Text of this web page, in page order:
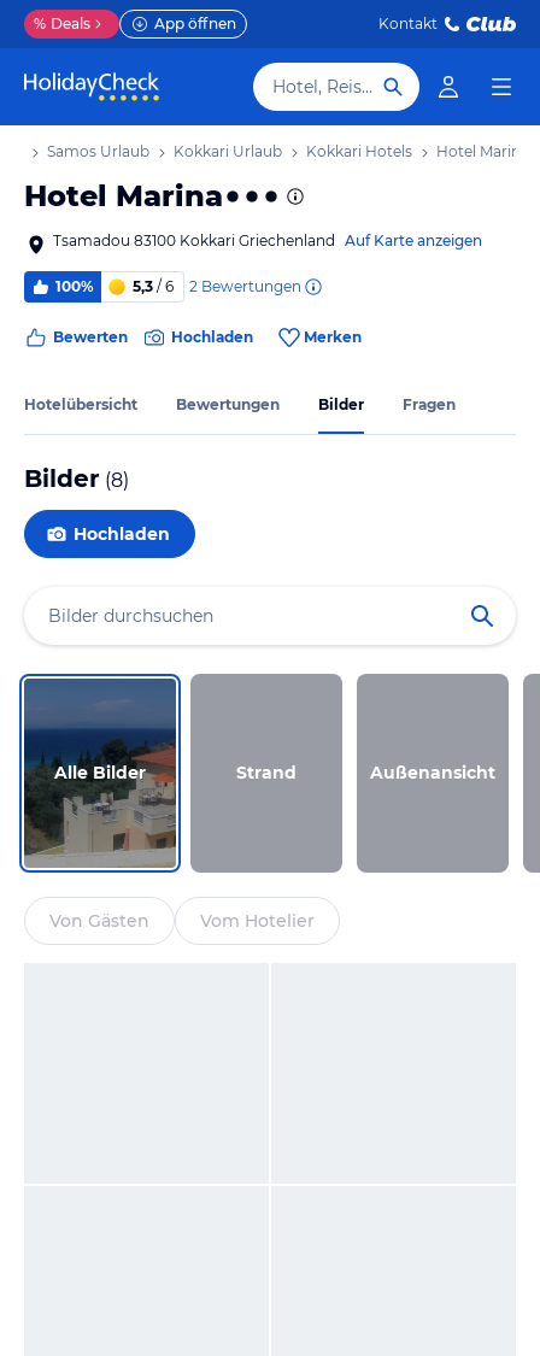
% Deals App öffnen Kontakt
Hotel, Reiseziel
Samos Urlaub Kokkari Urlaub Kokkari Hotels Hotel Marina
Hotel Marina
Tsamadou 83100 Kokkari Griechenland Auf Karte anzeigen
100% 5,3 / 6 2 Bewertungen
Bewerten Hochladen Merken
Hotelübersicht Bewertungen Bilder Fragen
Bilder (8)
Hochladen
Alle Bilder Strand Außenansicht
Von Gästen Vom Hotelier